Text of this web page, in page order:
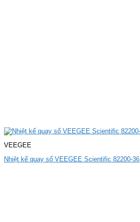
VEEGEE
Nhiệt kế quay số VEEGEE Scientific 82200-36